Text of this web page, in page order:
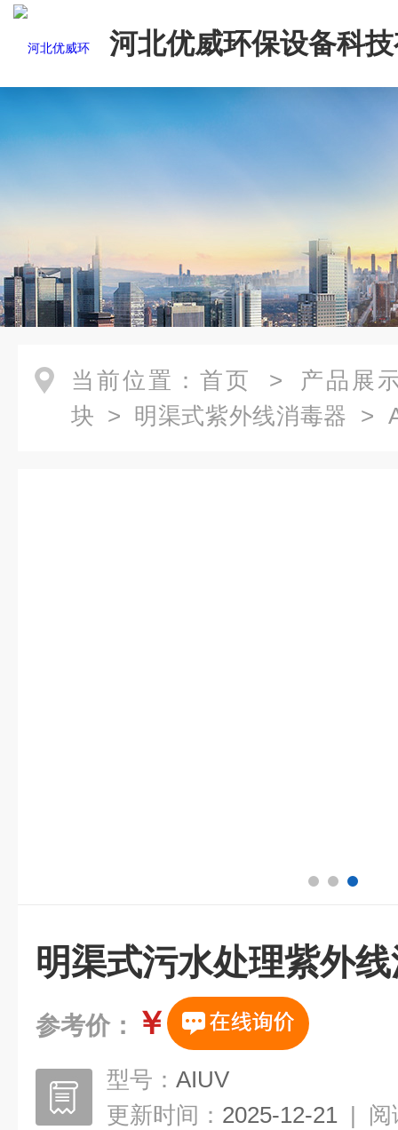
河北优威环保设备科
司
当前位置： 首页 > 产品展
块 > 明渠式紫外线消毒器 >
明渠式污水处理紫外
参考价： ￥
型号： AIUV
更新时间： 2025-12-21 | 阅